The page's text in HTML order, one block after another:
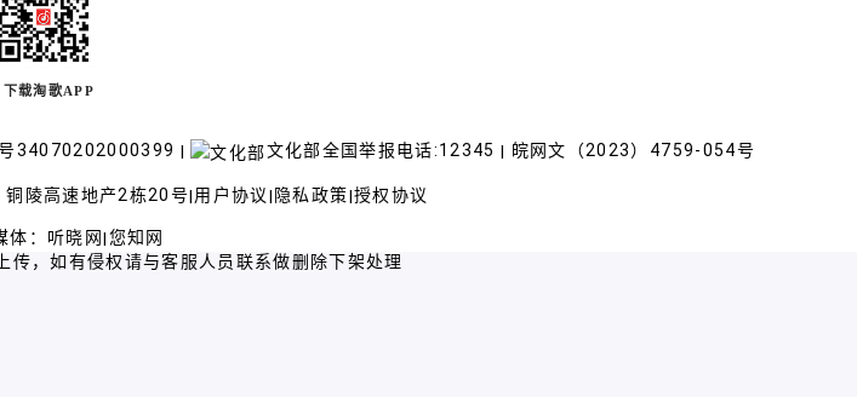
下载淘歌APP
34070202000399 | 文化部全国举报电话:12345 | 皖网文（2023）4759-054号
陵高速地产2栋20号| 用户协议 | 隐私政策|授权协议
体： 听晓网| 您知网
传，如有侵权请与客服人员联系做删除下架处理